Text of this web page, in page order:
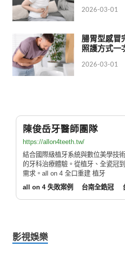
2026-03-01
腸胃型感冒
照護方式一
2026-03-01
陳俊岳牙醫師團隊
https://allon4teeth.tw/
結合國際級植牙系統與數位美學技
的牙科治療體驗。從植牙、全瓷冠
需求。all on 4 全口重建 植牙
all on 4 失敗案例
台南全鋯冠
影視娛樂